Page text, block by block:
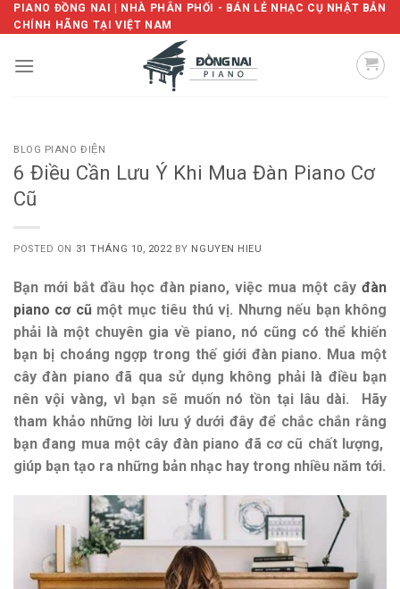
Skip
to
PIANO ĐỒNG NAI | NHÀ PHÂN PHỐI - BÁN LẺ NHẠC CỤ NHẬT BẢN
CHÍNH HÃNG TẠI VIỆT NAM
BLOG PIANO ĐIỆN
6 Điều Cần Lưu Ý Khi Mua Đàn Piano Cơ
Cũ
POSTED ON 31 THÁNG 10, 2022 BY NGUYEN HIEU
Bạn mới bắt đầu học đàn piano, việc mua một cây đàn
piano cơ cũ một mục tiêu thú vị. Nhưng nếu bạn không
phải là một chuyên gia về piano, nó cũng có thể khiến
bạn bị choáng ngợp trong thế giới đàn piano. Mua một
cây đàn piano đã qua sử dụng không phải là điều bạn
nên vội vàng, vì bạn sẽ muốn nó tồn tại lâu dài. Hãy
tham khảo những lời lưu ý dưới đây để chắc chắn rằng
bạn đang mua một cây đàn piano đã cơ cũ chất lượng,
giúp bạn tạo ra những bản nhạc hay trong nhiều năm tới.